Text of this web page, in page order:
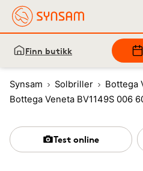
Finn butikk
Synsam Solbriller
Bottega
Bottega Veneta BV1149S 006
Test online